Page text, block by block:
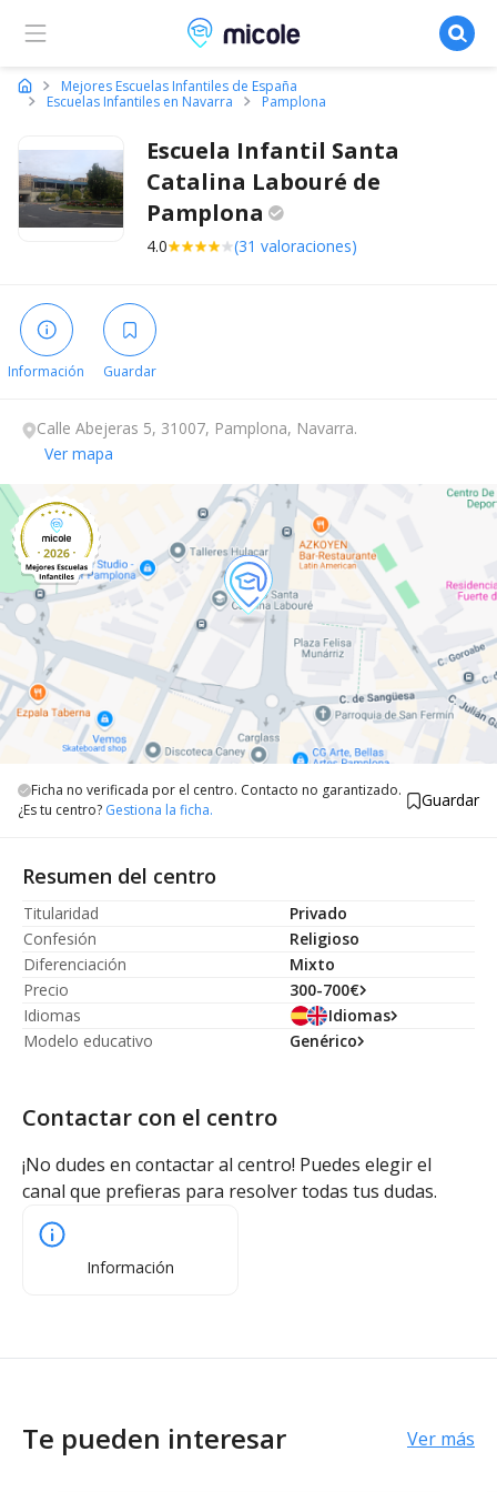
Micole, buscador de colegios
Mejores Escuelas Infantiles de España
Escuelas Infantiles en Navarra
Pamplona
Escuela Infantil Santa
Catalina Labouré de
Pamplona
4.0 (31 valoraciones)
Información Guardar
Calle Abejeras 5, 31007, Pamplona, Navarra.
Ver mapa
Ficha no verificada por el centro. Contacto no garantizado.
¿Es tu centro? Gestiona la ficha. Guardar
Resumen del centro
Titularidad
Privado
Confesión
Religioso
Diferenciación
Mixto
Precio
300-700€
Idiomas
Idiomas
Modelo educativo
Genérico
Contactar con el centro
¡No dudes en contactar al centro! Puedes elegir el
canal que prefieras para resolver todas tus dudas.
Información
Te pueden interesar Ver más